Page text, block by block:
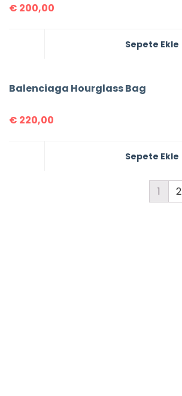
€ 200,00
Sepete Ekle
Balenciaga Hourglass Bag
€ 220,00
Sepete Ekle
1 2